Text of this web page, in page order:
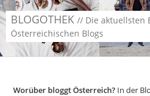
BLOGOTHEK // Die aktuellsten
Österreichischen Blogs
Worüber bloggt Österreich? In der